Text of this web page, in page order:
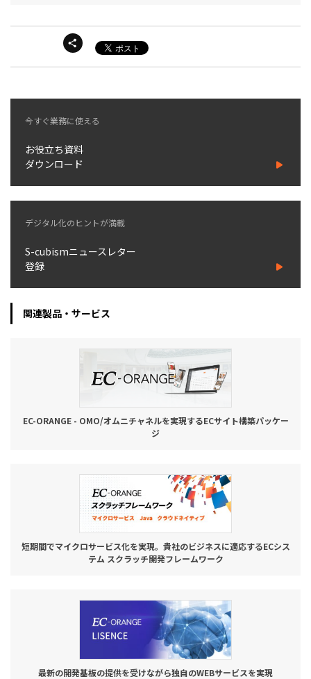
今すぐ業務に使える
お役立ち資料
ダウンロード
デジタル化のヒントが満載
S-cubismニュースレター
登録
関連製品・サービス
EC-ORANGE - OMO/オムニチャネルを実現するECサイト構築パッケー
ジ
短期間でマイクロサービス化を実現。貴社のビジネスに適応するECシス
テム スクラッチ開発フレームワーク
最新の開発基板の提供を受けながら独自のWEBサービスを実現